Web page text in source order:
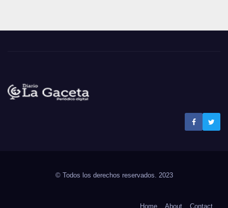
© Todos los derechos reservados. 2023
Home About Contact